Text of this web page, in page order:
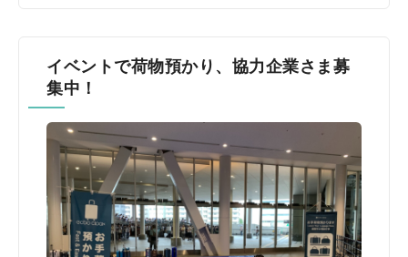
イベントで荷物預かり、協力企業さま募
集中！